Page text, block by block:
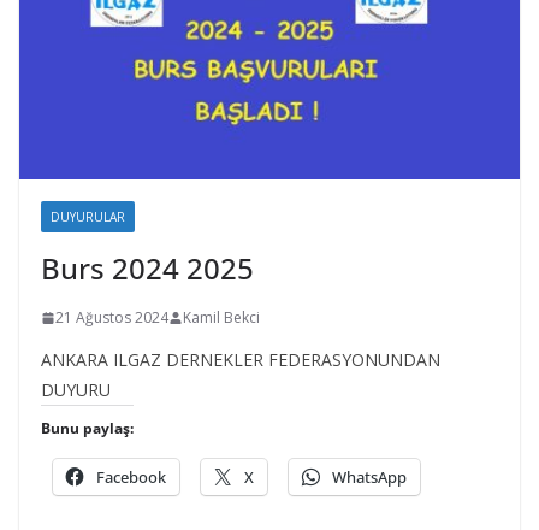
DUYURULAR
Burs 2024 2025
21 Ağustos 2024 Kamil Bekci
ANKARA ILGAZ DERNEKLER FEDERASYONUNDAN
DUYURU
Bunu paylaş:
Facebook X WhatsApp